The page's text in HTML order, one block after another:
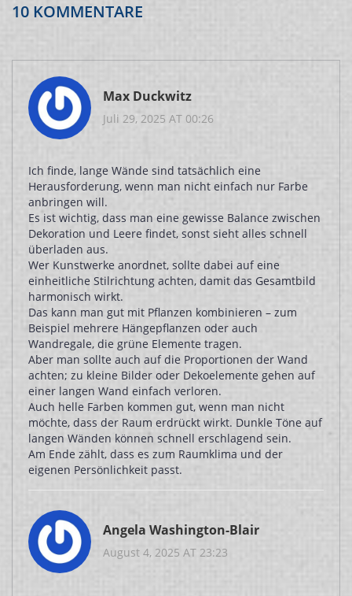
10 KOMMENTARE
Max Duckwitz
Juli 29, 2025 AT 00:26
Ich finde, lange Wände sind tatsächlich eine
Herausforderung, wenn man nicht einfach nur Farbe
anbringen will.
Es ist wichtig, dass man eine gewisse Balance zwischen
Dekoration und Leere findet, sonst sieht alles schnell
überladen aus.
Wer Kunstwerke anordnet, sollte dabei auf eine
einheitliche Stilrichtung achten, damit das Gesamtbild
harmonisch wirkt.
Das kann man gut mit Pflanzen kombinieren – zum
Beispiel mehrere Hängepflanzen oder auch
Wandregale, die grüne Elemente tragen.
Aber man sollte auch auf die Proportionen der Wand
achten; zu kleine Bilder oder Dekoelemente gehen auf
einer langen Wand einfach verloren.
Auch helle Farben kommen gut, wenn man nicht
möchte, dass der Raum erdrückt wirkt. Dunkle Töne auf
langen Wänden können schnell erschlagend sein.
Am Ende zählt, dass es zum Raumklima und der
eigenen Persönlichkeit passt.
Angela Washington-Blair
August 4, 2025 AT 23:23